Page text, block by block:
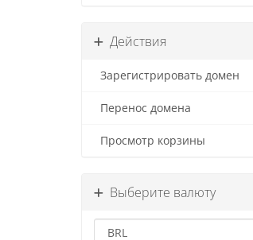
Действия
Зарегистрировать домен
Перенос домена
Просмотр корзины
Выберите валюту